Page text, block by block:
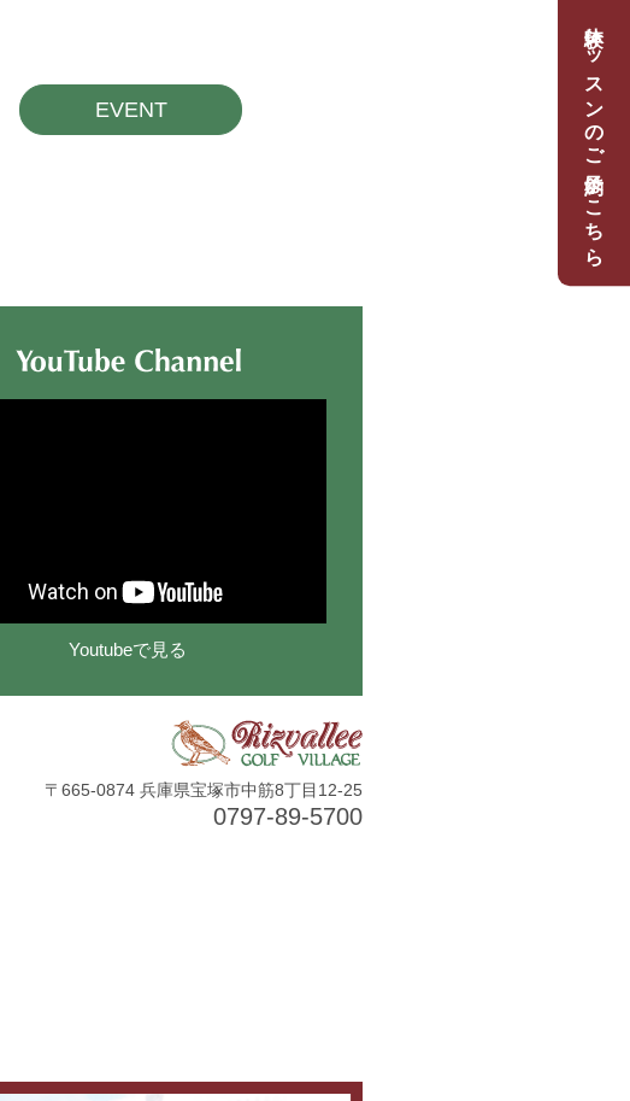
EVENT 体験レッスンのご予約はこちら
Youtubeで見る
〒665-0874 兵庫県宝塚市中筋8丁目12-25
0797-89-5700